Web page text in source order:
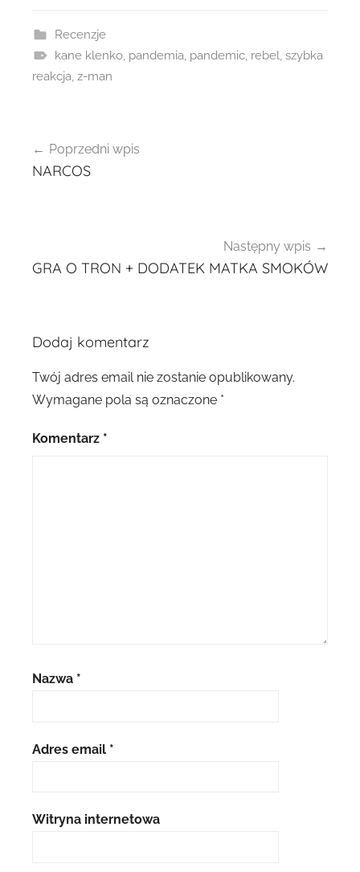
Recenzje
kane klenko, pandemia, pandemic, rebel, szybka
reakcja, z-man
wpisu
Poprzedni wpis
NARCOS
Następny wpis
GRA O TRON + DODATEK MATKA SMOKÓW
Dodaj komentarz
Twój adres email nie zostanie opublikowany.
Wymagane pola są oznaczone *
Komentarz *
Nazwa *
Adres email *
Witryna internetowa